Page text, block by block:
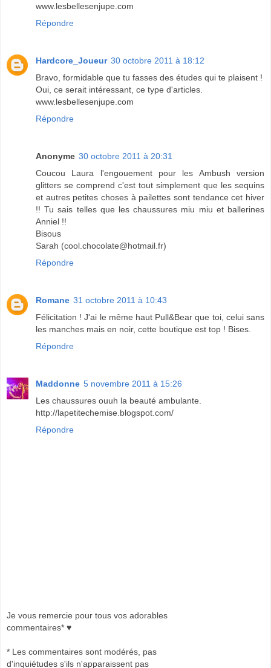
www.lesbellesenjupe.com
Répondre
Hardcore_Joueur 30 octobre 2011 à 18:12
Bravo, formidable que tu fasses des études qui te plaisent !
Oui, ce serait intéressant, ce type d'articles.
www.lesbellesenjupe.com
Répondre
Anonyme 30 octobre 2011 à 20:31
Coucou Laura l'engouement pour les Ambush version
glitters se comprend c'est tout simplement que les sequins
et autres petites choses à pailettes sont tendance cet hiver
!! Tu sais telles que les chaussures miu miu et ballerines
Anniel !!
Bisous
Sarah (cool.chocolate@hotmail.fr)
Répondre
Romane 31 octobre 2011 à 10:43
Félicitation ! J'ai le même haut Pull&Bear que toi, celui sans
les manches mais en noir, cette boutique est top ! Bises.
Répondre
Maddonne 5 novembre 2011 à 15:26
Les chaussures ouuh la beauté ambulante.
http://lapetitechemise.blogspot.com/
Répondre
Je vous remercie pour tous vos adorables
commentaires* ♥
* Les commentaires sont modérés, pas
d'inquiétudes s'ils n'apparaissent pas